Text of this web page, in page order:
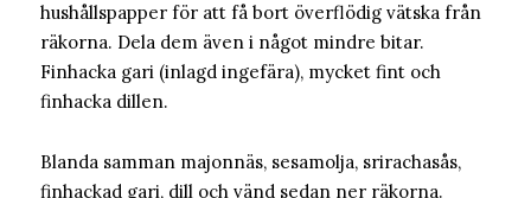
hushållspapper för att få bort överflödig vätska från
räkorna. Dela dem även i något mindre bitar.
Finhacka gari (inlagd ingefära), mycket fint och
finhacka dillen.
Blanda samman majonnäs, sesamolja, srirachasås,
finhackad gari, dill och vänd sedan ner räkorna.